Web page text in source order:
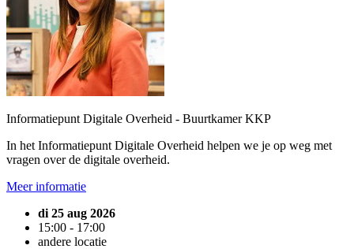
Informatiepunt Digitale Overheid - Buurtkamer KKP
In het Informatiepunt Digitale Overheid helpen we je op weg met
vragen over de digitale overheid.
Meer informatie
di 25 aug 2026
15:00 - 17:00
andere locatie